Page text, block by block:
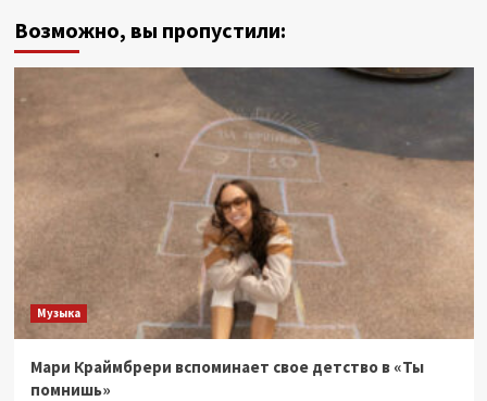
Возможно, вы пропустили:
Музыка
Мари Краймбрери вспоминает свое детство в «Ты
помнишь»